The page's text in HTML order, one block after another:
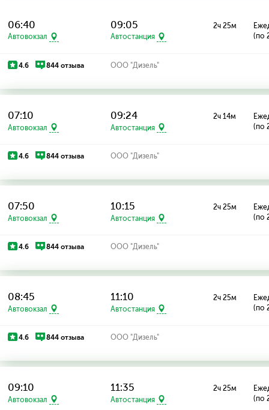
06:40
Автовокзал
09:05
Автостанция
2ч 25м
(по
4.6 844 отзыва ООО "Дизель"
07:10
Автовокзал
09:24
Автостанция
2ч 14м
(по
4.6 844 отзыва ООО "Дизель"
07:50
Автовокзал
10:15
Автостанция
2ч 25м
(по
4.6 844 отзыва ООО "Дизель"
08:45
Автовокзал
11:10
Автостанция
2ч 25м
(по
4.6 844 отзыва ООО "Дизель"
09:10
Автовокзал
11:35
Автостанция
2ч 25м
(по